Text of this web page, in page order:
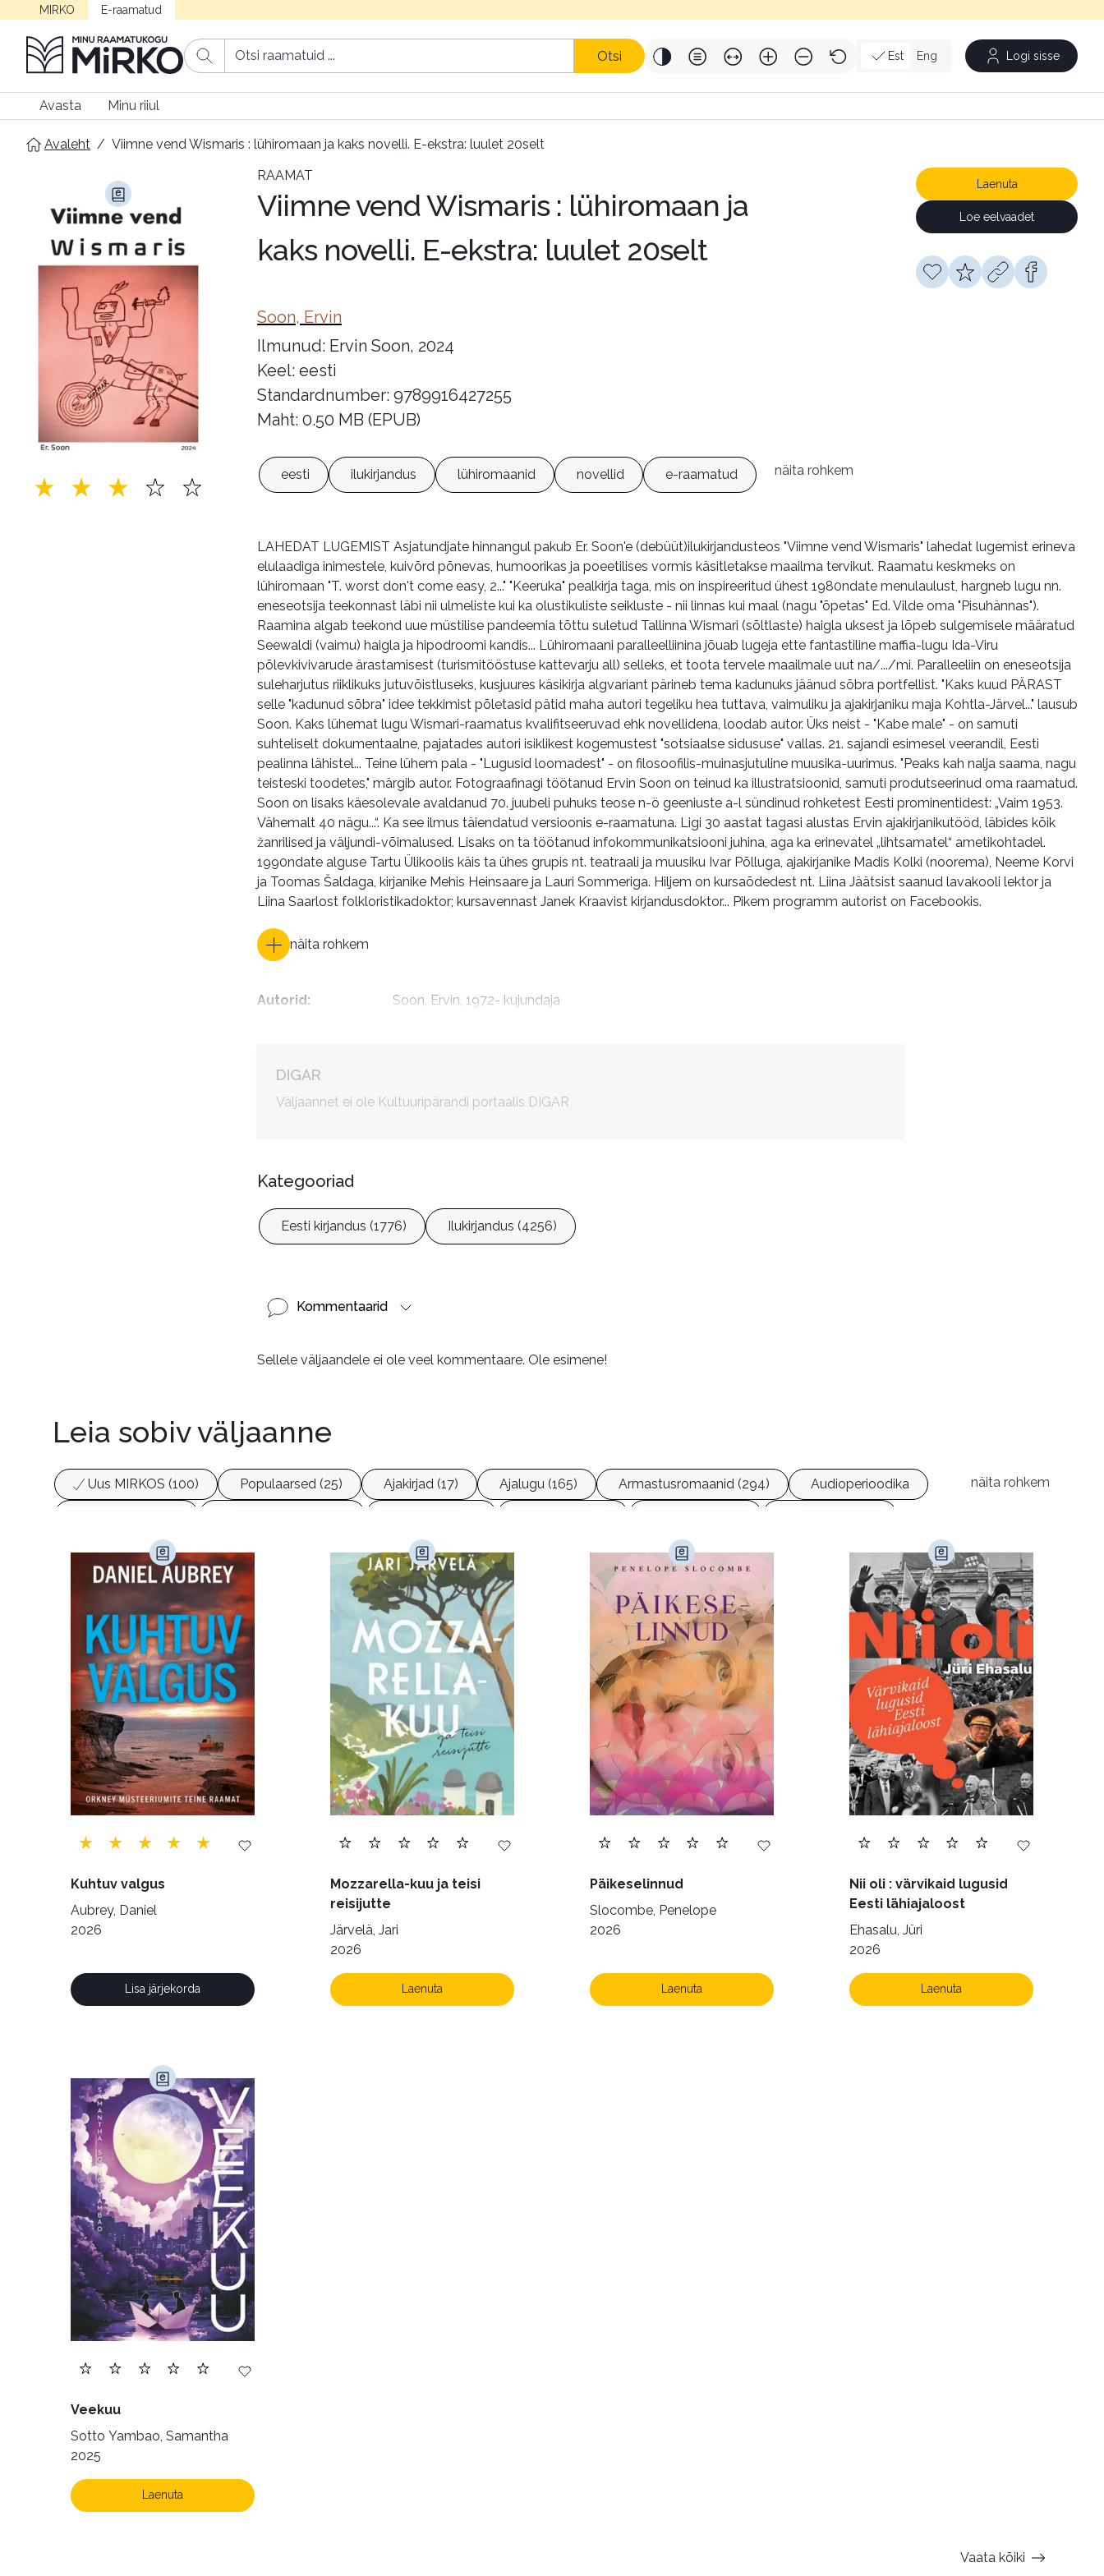
MIRKO E-raamatud
Otsi Est Eng Logi sisse
Avasta Minu riiul
Avaleht / Viimne vend Wismaris : lühiromaan ja kaks novelli. E-ekstra: luulet 20selt
RAAMAT
Viimne vend Wismaris : lühiromaan ja
kaks novelli. E-ekstra: luulet 20selt
Soon, Ervin
Ilmunud: Ervin Soon, 2024
Keel: eesti
Standardnumber: 9789916427255
Maht: 0.50 MB (EPUB)
Laenuta
Loe eelvaadet
eesti ilukirjandus lühiromaanid novellid e-raamatud näita rohkem
LAHEDAT LUGEMIST Asjatundjate hinnangul pakub Er. Soon'e (debüüt)ilukirjandusteos "Viimne vend Wismaris" lahedat lugemist erineva
elulaadiga inimestele, kuivõrd põnevas, humoorikas ja poeetilises vormis käsitletakse maailma tervikut. Raamatu keskmeks on
lühiromaan "T. worst don't come easy, 2..." "Keeruka" pealkirja taga, mis on inspireeritud ühest 1980ndate menulaulust, hargneb lugu nn.
eneseotsija teekonnast läbi nii ulmeliste kui ka olustikuliste seikluste - nii linnas kui maal (nagu "õpetas" Ed. Vilde oma "Pisuhännas").
Raamina algab teekond uue müstilise pandeemia tõttu suletud Tallinna Wismari (sõltlaste) haigla uksest ja lõpeb sulgemisele määratud
Seewaldi (vaimu) haigla ja hipodroomi kandis... Lühiromaani paralleelliinina jõuab lugeja ette fantastiline maffia-lugu Ida-Viru
põlevkivivarude ärastamisest (turismitööstuse kattevarju all) selleks, et toota tervele maailmale uut na/.../mi. Paralleeliin on eneseotsija
suleharjutus riiklikuks jutuvõistluseks, kusjuures käsikirja algvariant pärineb tema kadunuks jäänud sõbra portfellist. "Kaks kuud PÄRAST
selle "kadunud sõbra" idee tekkimist põletasid pätid maha autori tegeliku hea tuttava, vaimuliku ja ajakirjaniku maja Kohtla-Järvel..." lausub
Soon. Kaks lühemat lugu Wismari-raamatus kvalifitseeruvad ehk novellidena, loodab autor. Üks neist - "Kabe male" - on samuti
suhteliselt dokumentaalne, pajatades autori isiklikest kogemustest "sotsiaalse sidususe" vallas. 21. sajandi esimesel veerandil, Eesti
pealinna lähistel... Teine lühem pala - "Lugusid loomadest" - on filosoofilis-muinasjutuline muusika-uurimus. "Peaks kah nalja saama, nagu
teisteski toodetes," märgib autor. Fotograafinagi töötanud Ervin Soon on teinud ka illustratsioonid, samuti produtseerinud oma raamatud.
Soon on lisaks käesolevale avaldanud 70. juubeli puhuks teose n-ö geeniuste a-l sündinud rohketest Eesti prominentidest: „Vaim 1953.
Vähemalt 40 nägu...“. Ka see ilmus täiendatud versioonis e-raamatuna. Ligi 30 aastat tagasi alustas Ervin ajakirjanikutööd, läbides kõik
žanrilised ja väljundi-võimalused. Lisaks on ta töötanud infokommunikatsiooni juhina, aga ka erinevatel „lihtsamatel“ ametikohtadel.
1990ndate alguse Tartu Ülikoolis käis ta ühes grupis nt. teatraali ja muusiku Ivar Põlluga, ajakirjanike Madis Kolki (noorema), Neeme Korvi
ja Toomas Šaldaga, kirjanike Mehis Heinsaare ja Lauri Sommeriga. Hiljem on kursaõdedest nt. Liina Jäätsist saanud lavakooli lektor ja
Liina Saarlost folkloristikadoktor; kursavennast Janek Kraavist kirjandusdoktor... Pikem programm autorist on Facebookis.
näita rohkem
Autorid:
Soon, Ervin, 1972- kujundaja
DIGAR
Väljaannet ei ole Kultuuripärandi portaalis DIGAR
Kategooriad
Eesti kirjandus (1776) Ilukirjandus (4256)
Kommentaarid
Sellele väljaandele ei ole veel kommentaare. Ole esimene!
Leia sobiv väljaanne
Uus MIRKOS (100) Populaarsed (25) Ajakirjad (17) Ajalugu (165) Armastusromaanid (294)
Audioperioodika
Juhtimine (23) Krimi ja põnevik (1285)
Kunst ja looming (86)
Laste- ja noortekirjandus (581) Loodus (53) Loodusteadus (32)
Maamajandus (24)
Majandus (34) Perioodika (15) Psühholoogia (186) Rahandus (46)
Religioon (107)
Siseturvalisus (34)
Sport (52) Tehnika (6) Telekommunikatsioon (9) Tervis (147)
Transport (8)
Ulme ja fantaasia (244)
Õigus (22) Õppekirjandus (48) Ühiskond (168)
näita rohkem
Kuhtuv valgus
Aubrey, Daniel
2026
Lisa järjekorda
Mozzarella-kuu ja teisi
reisijutte
Järvelä, Jari
2026
Laenuta
Päikeselinnud
Slocombe, Penelope
2026
Laenuta
Nii oli : värvikaid lugusid
Eesti lähiajaloost
Ehasalu, Jüri
2026
Laenuta
Veekuu
Sotto Yambao, Samantha
2025
Laenuta
Vaata kõiki